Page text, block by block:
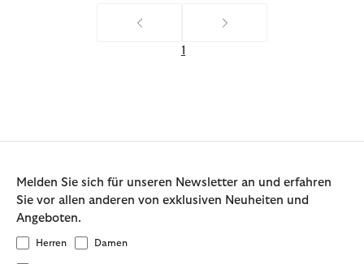
1
Melden Sie sich für unseren Newsletter an und erfahren
Sie vor allen anderen von exklusiven Neuheiten und
Angeboten.
Herren Damen